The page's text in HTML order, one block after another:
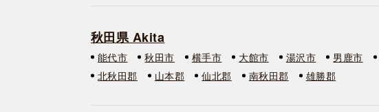
秋田県 Akita
能代市 秋田市 横手市 大館市 湯沢市 男鹿市
北秋田郡
山本郡 仙北郡 南秋田郡 雄勝郡